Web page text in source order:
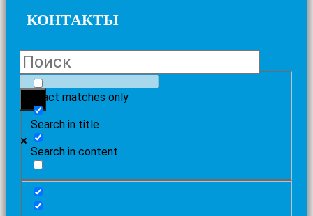
КОНТАКТЫ
Exact matches only
Search in title
Search in content